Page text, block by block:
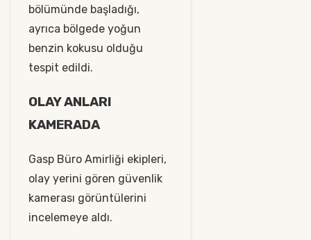
bölümünde başladığı,
ayrıca bölgede yoğun
benzin kokusu olduğu
tespit edildi.
OLAY ANLARI
KAMERADA
Gasp Büro Amirliği ekipleri,
olay yerini gören güvenlik
kamerası görüntülerini
incelemeye aldı.